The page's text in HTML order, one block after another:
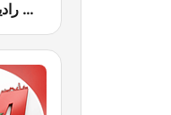
Hit Radio (هيت راديو)